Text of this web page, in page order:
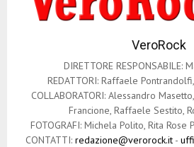
VeroRock
DIRETTORE RESPONSABILE:
REDATTORI: Raffaele
COLLABORATORI: Alessandro
Francione, Raffaele Sestito,
FOTOGRAFI: Michela Polito, Rita
CONTATTI: redazione@verorock.it -